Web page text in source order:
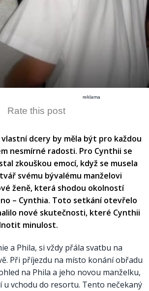
reklama
Rate this post
dcery by měla být pro každou
nesmírné radosti. Pro Cynthii se
zkouškou emocí, když se musela
svému bývalému manželovi
ženě, která shodou okolností
– Cynthia. Toto setkání otevřelo
nové skutečnosti, které Cynthii
minulost.
a Phila, si vždy přála svatbu na
Při příjezdu na místo konání obřadu
na Phila a jeho novou manželku,
u vchodu do resortu. Tento nečekaný